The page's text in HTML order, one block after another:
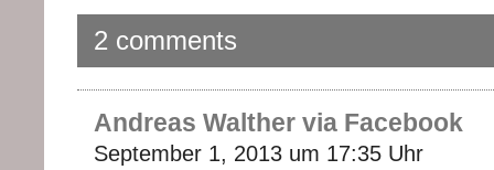
2 comments
Andreas Walther via Facebook
September 1, 2013 um 17:35 Uhr